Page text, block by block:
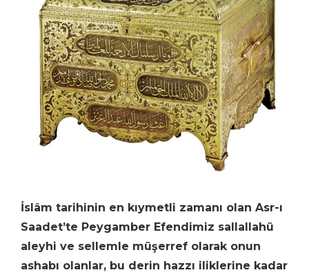
İslâm tarihinin en kıymetli zamanı olan Asr-ı
Saadet’te Peygamber Efendimiz sallallahü
aleyhi ve sellemle müşerref olarak onun
ashabı olanlar, bu derin hazzı iliklerine kadar